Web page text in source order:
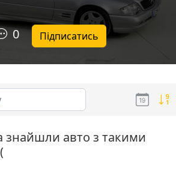
0 Підписатись
знайшли авто з такими